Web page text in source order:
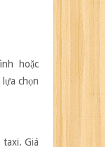
hoặc
chọn
taxi. Giá